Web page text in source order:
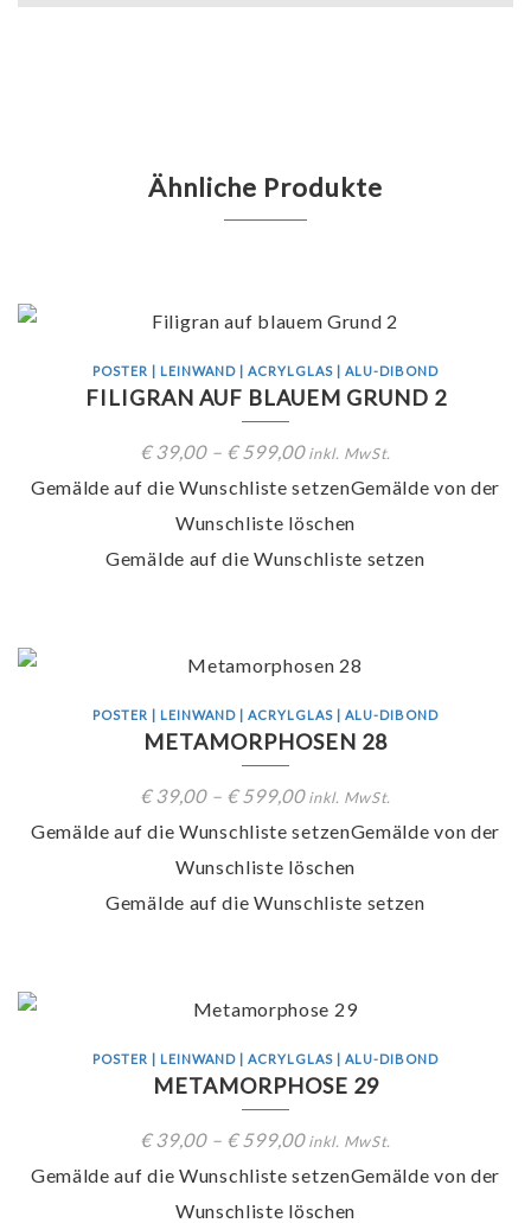
Ähnliche Produkte
POSTER | LEINWAND | ACRYLGLAS | ALU-DIBOND
FILIGRAN AUF BLAUEM GRUND 2
€39,00– €599,00 inkl. MwSt.
Gemälde auf die Wunschliste setzenGemälde von der
Wunschliste löschen
Gemälde auf die Wunschliste setzen
POSTER | LEINWAND | ACRYLGLAS | ALU-DIBOND
METAMORPHOSEN 28
€39,00– €599,00 inkl. MwSt.
Gemälde auf die Wunschliste setzenGemälde von der
Wunschliste löschen
Gemälde auf die Wunschliste setzen
POSTER | LEINWAND | ACRYLGLAS | ALU-DIBOND
METAMORPHOSE 29
€39,00– €599,00 inkl. MwSt.
Gemälde auf die Wunschliste setzenGemälde von der
Wunschliste löschen